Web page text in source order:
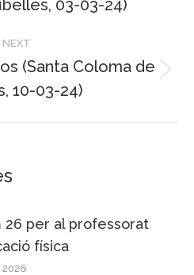
post:
03-03-24)
NEXT
post:
(Santa Coloma de
10-03-24)
26 per al professorat
física
2026